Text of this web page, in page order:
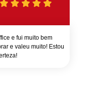
e fui muito bem
e valeu muito! Estou